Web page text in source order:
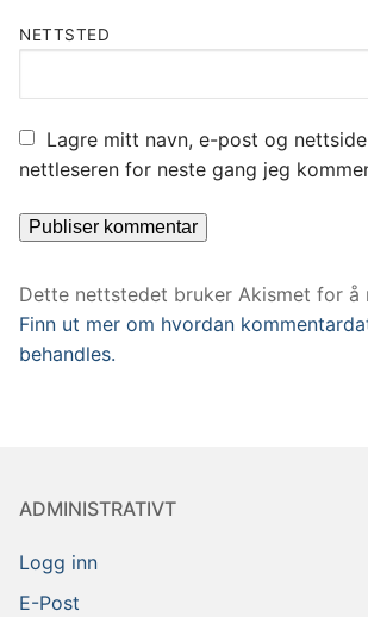
NETTSTED
Lagre mitt navn, e-post og
nettleseren for neste gang jeg
Dette nettstedet bruker Akismet for å
Finn ut mer om hvordan
behandles.
ADMINISTRATIVT
Logg inn
E-Post